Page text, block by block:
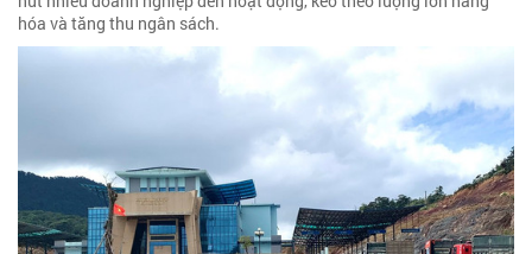
hóa và tăng thu ngân sách.